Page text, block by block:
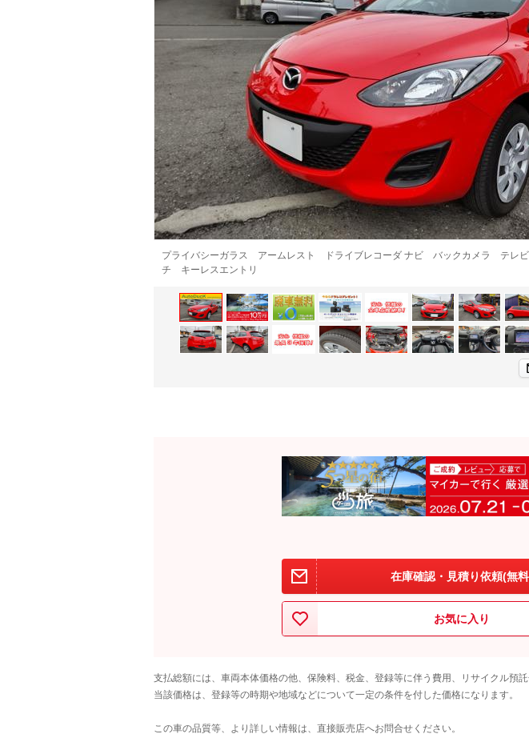
プライバシーガラス アームレスト ドライブレコーダ ナビ バックカメラ テレ
チ キーレスエントリ
在庫確認・見積り依頼(無
お気に入り
支払総額には、車両本体価格の他、保険料、税金、登録等に伴う費用、リサイクル預
当該価格は、登録等の時期や地域などについて一定の条件を付した価格になります。
この車の品質等、より詳しい情報は、直接販売店へお問合せください。